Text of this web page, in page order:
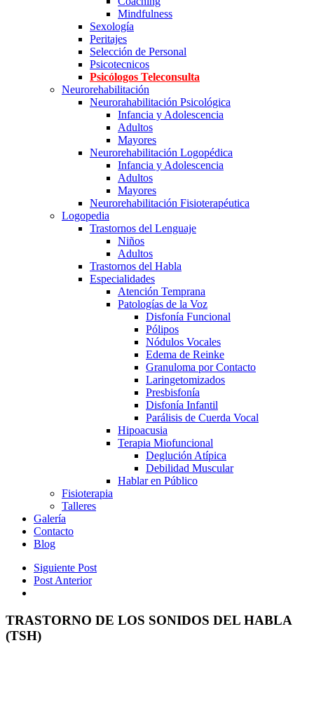
Mindfulness
Sexología
Peritajes
Selección de Personal
Psicotecnicos
Psicólogos Teleconsulta
Neurorehabilitación
Neurorahabilitación Psicológica
Infancia y Adolescencia
Adultos
Mayores
Neurorehabilitación Logopédica
Infancia y Adolescencia
Adultos
Mayores
Neurorehabilitación Fisioterapéutica
Logopedia
Trastornos del Lenguaje
Niños
Adultos
Trastornos del Habla
Especialidades
Atención Temprana
Patologías de la Voz
Disfonía Funcional
Pólipos
Nódulos Vocales
Edema de Reinke
Granuloma por Contacto
Laringetomizados
Presbisfonía
Disfonía Infantil
Parálisis de Cuerda Vocal
Hipoacusia
Terapia Miofuncional
Deglución Atípica
Debilidad Muscular
Hablar en Público
Fisioterapia
Talleres
Galería
Contacto
Blog
Siguiente Post
Post Anterior
TRASTORNO DE LOS SONIDOS DEL HABLA
(TSH)